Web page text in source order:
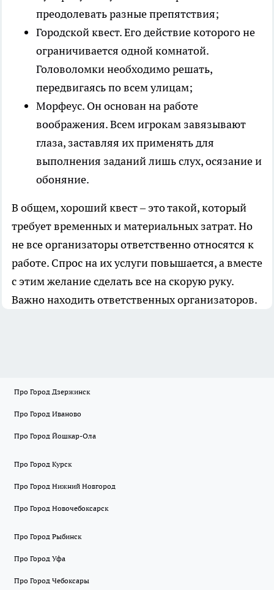
преодолевать разные препятствия;
Городской квест. Его действие которого не
ограничивается одной комнатой.
Головоломки необходимо решать,
передвигаясь по всем улицам;
Морфеус. Он основан на работе
воображения. Всем игрокам завязывают
глаза, заставляя их применять для
выполнения заданий лишь слух, осязание и
обоняние.
В общем, хороший квест – это такой, который
требует временных и материальных затрат. Но
не все организаторы ответственно относятся к
работе. Спрос на их услуги повышается, а вместе
с этим желание сделать все на скорую руку.
Важно находить ответственных организаторов.
Про Город Дзержинск
Про Город Иваново
Про Город Йошкар-Ола
Про Город Курск
Про Город Нижний Новгород
Про Город Новочебоксарск
Про Город Рыбинск
Про Город Уфа
Про Город Чебоксары